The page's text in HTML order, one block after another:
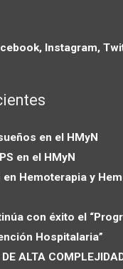
Instagram,
en el HMyN
en el HMyN
Hemoterapia y
con éxito el
Hospitalaria”
ALTA